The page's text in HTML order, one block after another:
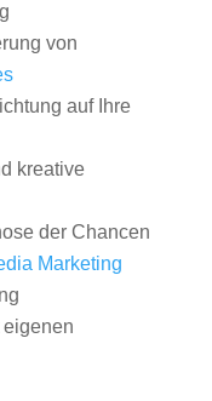
von
auf Ihre
kreative
der Chancen
Marketing